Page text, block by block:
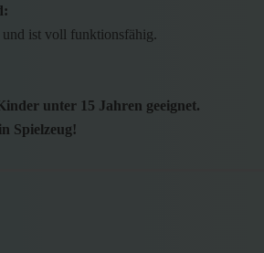
ist voll funktionsfähig.
unter 15 Jahren geeignet.
Spielzeug!